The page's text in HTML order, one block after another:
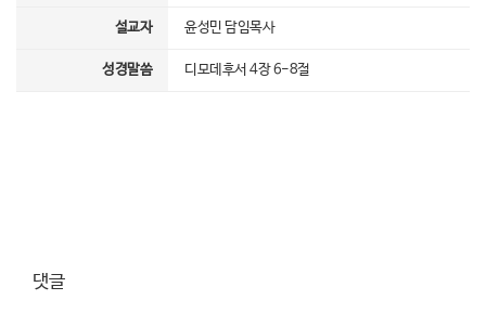
설교자 윤성민 담임목사
성경말씀 디모데후서 4장 6-8절
댓글